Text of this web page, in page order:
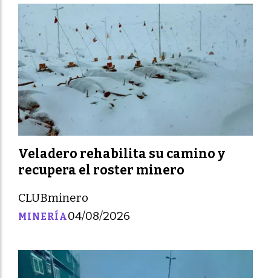
Veladero rehabilita su camino y
recupera el roster minero
CLUBminero
MINERÍA04/08/2026